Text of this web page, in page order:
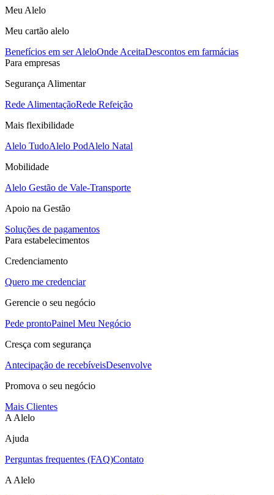
Meu Alelo
Meu cartão alelo
Benefícios em ser AleloOnde AceitaDescontos em farmácias
Para empresas
Segurança Alimentar
Rede AlimentaçãoRede Refeição
Mais flexibilidade
Alelo TudoAlelo PodAlelo Natal
Mobilidade
Alelo Gestão de Vale-Transporte
Apoio na Gestão
Soluções de pagamentos
Para estabelecimentos
Credenciamento
Quero me credenciar
Gerencie o seu negócio
Pede prontoPainel Meu Negócio
Cresça com segurança
Antecipação de recebíveisDesenvolve
Promova o seu negócio
Mais Clientes
A Alelo
Ajuda
Perguntas frequentes (FAQ)Contato
A Alelo